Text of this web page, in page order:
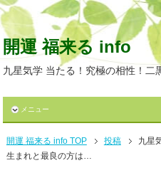
開運 福来る info
九星気学 当たる！究極の相性！二
メニュー
開運 福来る info TOP 投稿
九星
生まれと最良の方は…